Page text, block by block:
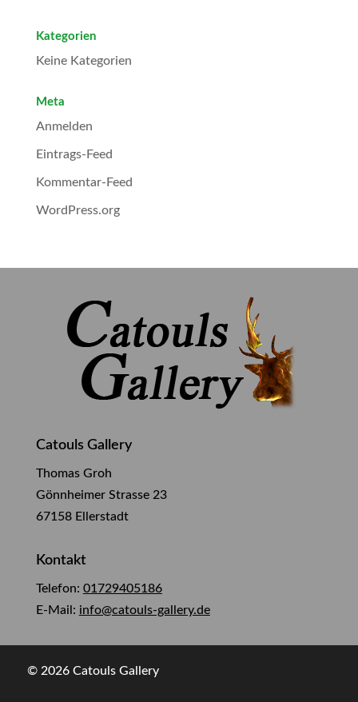
Kategorien
Keine Kategorien
Meta
Anmelden
Eintrags-Feed
Kommentar-Feed
WordPress.org
Catouls Gallery
Thomas Groh
Gönnheimer Strasse 23
67158 Ellerstadt
Kontakt
Telefon: 01729405186
E-Mail: info@catouls-gallery.de
© 2026 Catouls Gallery